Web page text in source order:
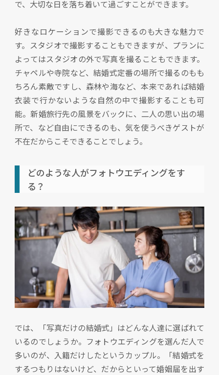
で、大切な日を落ち着いて過ごすことができます。
好きなロケーションで撮影できるのも大きな魅力で
す。スタジオで撮影することもできますが、プランに
よってはスタジオの外で写真を撮ることもできます。
チャペルや寺院など、結婚式定番の場所で撮るのもも
ちろん素敵ですし、森林や海など、本来であれば結婚
衣装で行かないような自然の中で撮影することも可
能。新婚旅行先の風景をバックに、二人の思い出の場
所で、など自由にできるのも、気を使うべきゲストが
不在だからこそできることでしょう。
どのような人がフォトウエディングをす
る？
では、「写真だけの結婚式」はどんな人達に選ばれて
いるのでしょうか。フォトウエディングを選んだ人で
多いのが、入籍だけしたというカップル。「結婚式を
するつもりはないけど、だからといって婚姻届を出す